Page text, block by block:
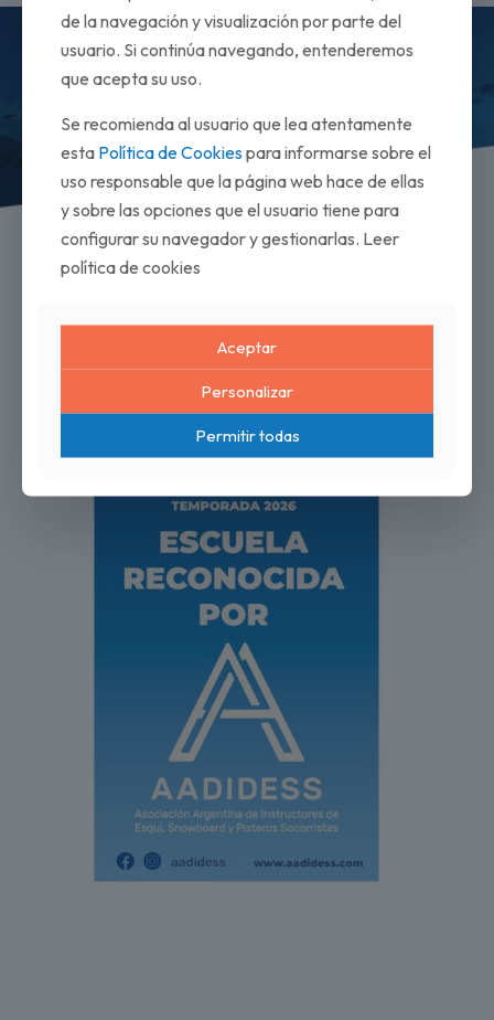
Bookyour ski or
snowboard lessons
online
Any questions?
de la navegación y visualización por parte del
usuario. Si continúa navegando, entenderemos
que acepta su uso.
Se recomienda al usuario que lea atentamente
esta Política de Cookiespara informarse sobre el
uso responsable que la página web hace de ellas
y sobre las opciones que el usuario tiene para
configurar su navegador y gestionarlas. Leer
política de cookies
Aceptar
Personalizar
Permitir todas